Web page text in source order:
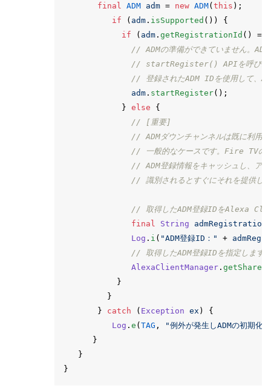
final
ADM adm = new ADM( this );
if
( adm . isSupported ())
{
if
( adm . getRegistrationId ()
==
// ADMの準備ができていません。
// startRegister() APIを呼び出す必
// 登録されたADM IDを使用して、
adm . startRegister();
} else
{
// [重要]
// ADMダウンチャンネルは既に利用
// 一般的なケースです。Fire TVの
// ADM登録情報をキャッシュし、ア
// 識別されるとすぐにそれを提供し
// 取得したADM登録IDをAlexa
final
String
Log . i ( "ADM登録ID：" +
// 取得したADM登録IDを指定します
AlexaClientManager .
}
}
}
catch ( Exception ex )
{
Log . e ( TAG ,
"例外が発生しADMの初期化
}
}
}